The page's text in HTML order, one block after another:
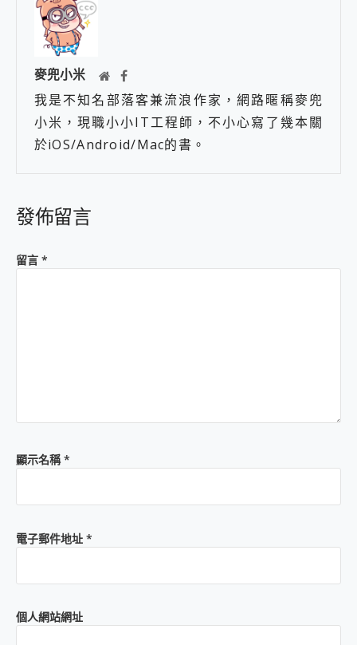
麥兜小米
我是不知名部落客兼流浪作家，網路暱稱麥兜
小米，現職小小IT工程師，不小心寫了幾本關
於iOS/Android/Mac的書。
發佈留言
留言 *
顯示名稱*
電子郵件地址 *
個人網站網址